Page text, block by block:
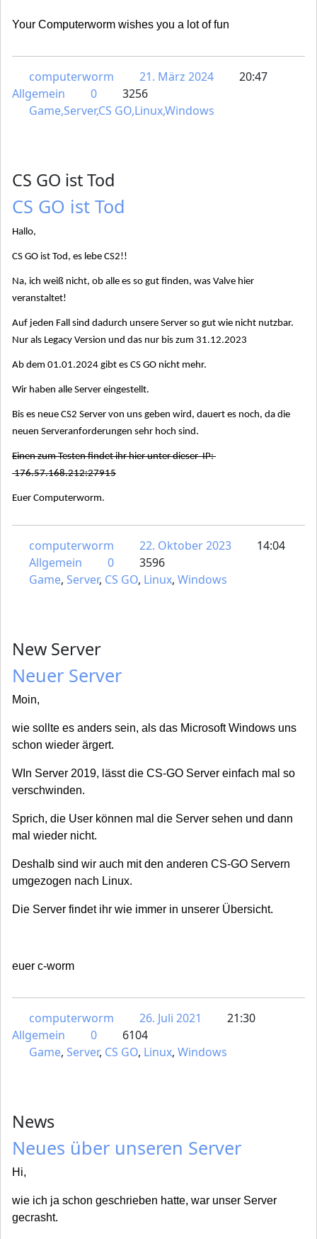
Your Computerworm wishes you a lot of fun
computerworm 21. März 2024
20:47
Allgemein
0
3256
Game,Server,CS GO,Linux,Windows
CS GO ist Tod
CS GO ist Tod
Hallo,
CS GO ist Tod, es lebe CS2!!
Na, ich weiß nicht, ob alle es so gut finden, was Valve hier
veranstaltet!
Auf jeden Fall sind dadurch unsere Server so gut wie nicht nutzbar.
Nur als Legacy Version und das nur bis zum 31.12.2023
Ab dem 01.01.2024 gibt es CS GO nicht mehr.
Wir haben alle Server eingestellt.
Bis es neue CS2 Server von uns geben wird, dauert es noch, da die
neuen Serveranforderungen sehr hoch sind.
Einen zum Testen findet ihr hier unter dieser IP:
176.57.168.212:27915
Euer Computerworm.
computerworm 22. Oktober 2023
14:04
Allgemein
0
3596
Game, Server, CS GO, Linux, Windows
New Server
Neuer Server
Moin,
wie sollte es anders sein, als das Microsoft Windows uns
schon wieder ärgert.
WIn Server 2019, lässt die CS-GO Server einfach mal so
verschwinden.
Sprich, die User können mal die Server sehen und dann
mal wieder nicht.
Deshalb sind wir auch mit den anderen CS-GO Servern
umgezogen nach Linux.
Die Server findet ihr wie immer in unserer Übersicht.
euer c-worm
computerworm 26. Juli 2021
21:30
Allgemein
0
6104
Game, Server, CS GO, Linux, Windows
News
Neues über unseren Server
Hi,
wie ich ja schon geschrieben hatte, war unser Server
gecrasht.